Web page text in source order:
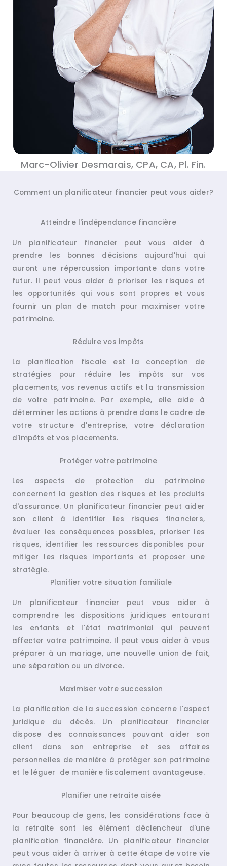
Marc-Olivier Desmarais, CPA, CA, Pl. Fin.
Comment un planificateur financier peut vous aider?
Atteindre l'indépendance financière
Un planificateur financier peut vous aider à
prendre les bonnes décisions aujourd'hui qui
auront une répercussion importante dans votre
futur. Il peut vous aider à prioriser les risques et
les opportunités qui vous sont propres et vous
fournir un plan de match pour maximiser votre
patrimoine.
Réduire vos impôts
La planification fiscale est la conception de
stratégies pour réduire les impôts sur vos
placements, vos revenus actifs et la transmission
de votre patrimoine. Par exemple, elle aide à
déterminer les actions à prendre dans le cadre de
votre structure d'entreprise, votre déclaration
d'impôts et vos placements.
Protéger votre patrimoine
Les aspects de protection du patrimoine
concernent la gestion des risques et les produits
d'assurance. Un planificateur financier peut aider
son client à identifier les risques financiers,
évaluer les conséquences possibles, prioriser les
risques, identifier les ressources disponibles pour
mitiger les risques importants et proposer une
stratégie.
Planifier votre situation familiale
Un planificateur financier peut vous aider à
comprendre les dispositions juridiques entourant
les enfants et l'état matrimonial qui peuvent
affecter votre patrimoine. Il peut vous aider à vous
préparer à un mariage, une nouvelle union de fait,
une séparation ou un divorce.
Maximiser votre succession
La planification de la succession concerne l'aspect
juridique du décès. Un planificateur financier
dispose des connaissances pouvant aider son
client dans son entreprise et ses affaires
personnelles de manière à protéger son patrimoine
et le léguer de manière fiscalement avantageuse.
Planifier une retraite aisée
Pour beaucoup de gens, les considérations face à
la retraite sont les élément déclencheur d'une
planification financière. Un planificateur financier
peut vous aider à arriver à cette étape de votre vie